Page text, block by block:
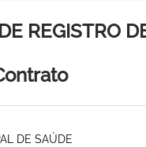
REGISTRO
DE SAÚDE